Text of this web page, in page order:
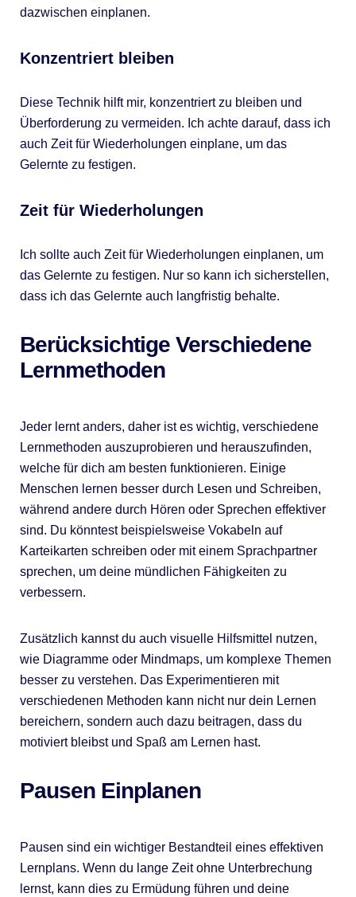
dazwischen einplanen.
Konzentriert bleiben
Diese Technik hilft mir, konzentriert zu bleiben und
Überforderung zu vermeiden. Ich achte darauf, dass ich
auch Zeit für Wiederholungen einplane, um das
Gelernte zu festigen.
Zeit für Wiederholungen
Ich sollte auch Zeit für Wiederholungen einplanen, um
das Gelernte zu festigen. Nur so kann ich sicherstellen,
dass ich das Gelernte auch langfristig behalte.
Berücksichtige Verschiedene
Lernmethoden
Jeder lernt anders, daher ist es wichtig, verschiedene
Lernmethoden auszuprobieren und herauszufinden,
welche für dich am besten funktionieren. Einige
Menschen lernen besser durch Lesen und Schreiben,
während andere durch Hören oder Sprechen effektiver
sind. Du könntest beispielsweise Vokabeln auf
Karteikarten schreiben oder mit einem Sprachpartner
sprechen, um deine mündlichen Fähigkeiten zu
verbessern.
Zusätzlich kannst du auch visuelle Hilfsmittel nutzen,
wie Diagramme oder Mindmaps, um komplexe Themen
besser zu verstehen. Das Experimentieren mit
verschiedenen Methoden kann nicht nur dein Lernen
bereichern, sondern auch dazu beitragen, dass du
motiviert bleibst und Spaß am Lernen hast.
Pausen Einplanen
Pausen sind ein wichtiger Bestandteil eines effektiven
Lernplans. Wenn du lange Zeit ohne Unterbrechung
lernst, kann dies zu Ermüdung führen und deine